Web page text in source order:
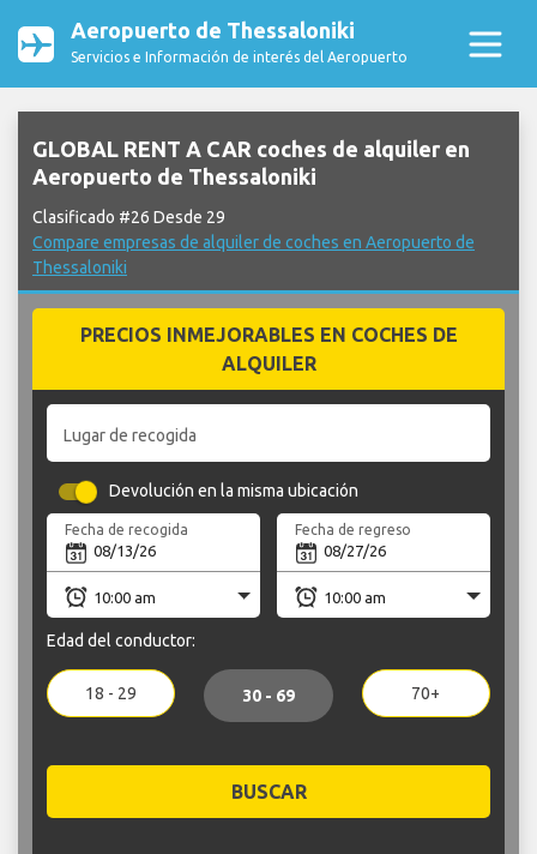
Aeropuerto de Thessaloniki
Servicios e Información de interés del Aeropuerto
GLOBAL RENT A CAR coches de alquiler en
Aeropuerto de Thessaloniki
Clasificado #26 Desde 29
Compare empresas de alquiler de coches en Aeropuerto de
Thessaloniki
PRECIOS INMEJORABLES EN COCHES DE
ALQUILER
Lugar de recogida
Devolución en la misma ubicación
Fecha de recogida Fecha de regreso
Edad del conductor:
18 - 29 30 - 69 70+
BUSCAR